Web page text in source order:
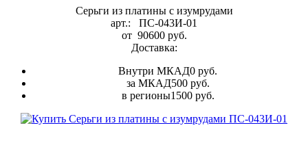
Серьги из платины с изумрудами
арт.: ПС-043И-01
от 90600 руб.
Доставка:
Внутри МКАД0 руб.
за МКАД500 руб.
в регионы1500 руб.